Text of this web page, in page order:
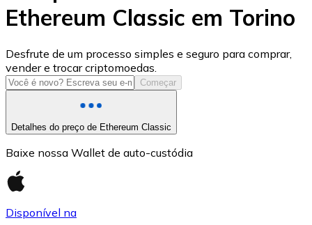
USD Coin
USDC
Ethereum Classic em Torino
Desfrute de um processo simples e seguro para comprar,
vender e trocar criptomoedas.
Começar
Detalhes do preço de Ethereum Classic
Baixe nossa Wallet de auto-custódia
Disponível na